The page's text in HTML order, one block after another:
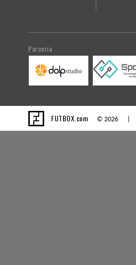
Parceria
FUTBOX.com © 2026 |